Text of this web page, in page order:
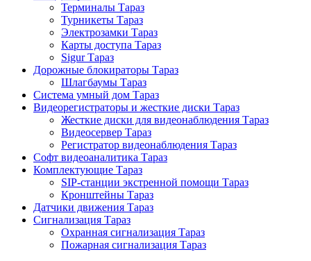
Терминалы Тараз
Турникеты Тараз
Электрозамки Тараз
Карты доступа Тараз
Sigur Тараз
Дорожные блокираторы Тараз
Шлагбаумы Тараз
Система умный дом Тараз
Видеорегистраторы и жесткие диски Тараз
Жесткие диски для видеонаблюдения Тараз
Видеосервер Тараз
Регистратор видеонаблюдения Тараз
Софт видеоаналитика Тараз
Комплектующие Тараз
SIP-станции экстренной помощи Тараз
Кронштейны Тараз
Датчики движения Тараз
Сигнализация Тараз
Охранная сигнализация Тараз
Пожарная сигнализация Тараз